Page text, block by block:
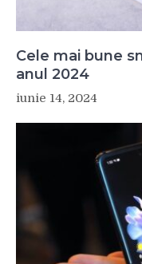
Cele mai bune
anul 2024
iunie 14, 2024